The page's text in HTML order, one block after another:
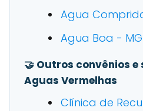
Agua
Agua Boa - MG
🤝 Outros convênios e
Aguas Vermelhas
Clínica de